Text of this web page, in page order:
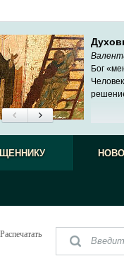
Бог
Распечатать